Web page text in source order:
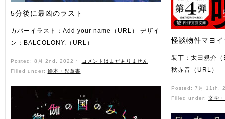
5分後に最凶のラスト
カバーイラスト：Add your name（URL） デザイ
ン：BALCOLONY.（URL）
Posted: 8月 2nd, 2022 ˑ
コメントはまだありません
Filled under: 絵本・児童書
怪談物件マヨ
装丁：太田規介
秋赤音（URL）
Posted: 7月 11th,
Filled under: 文学